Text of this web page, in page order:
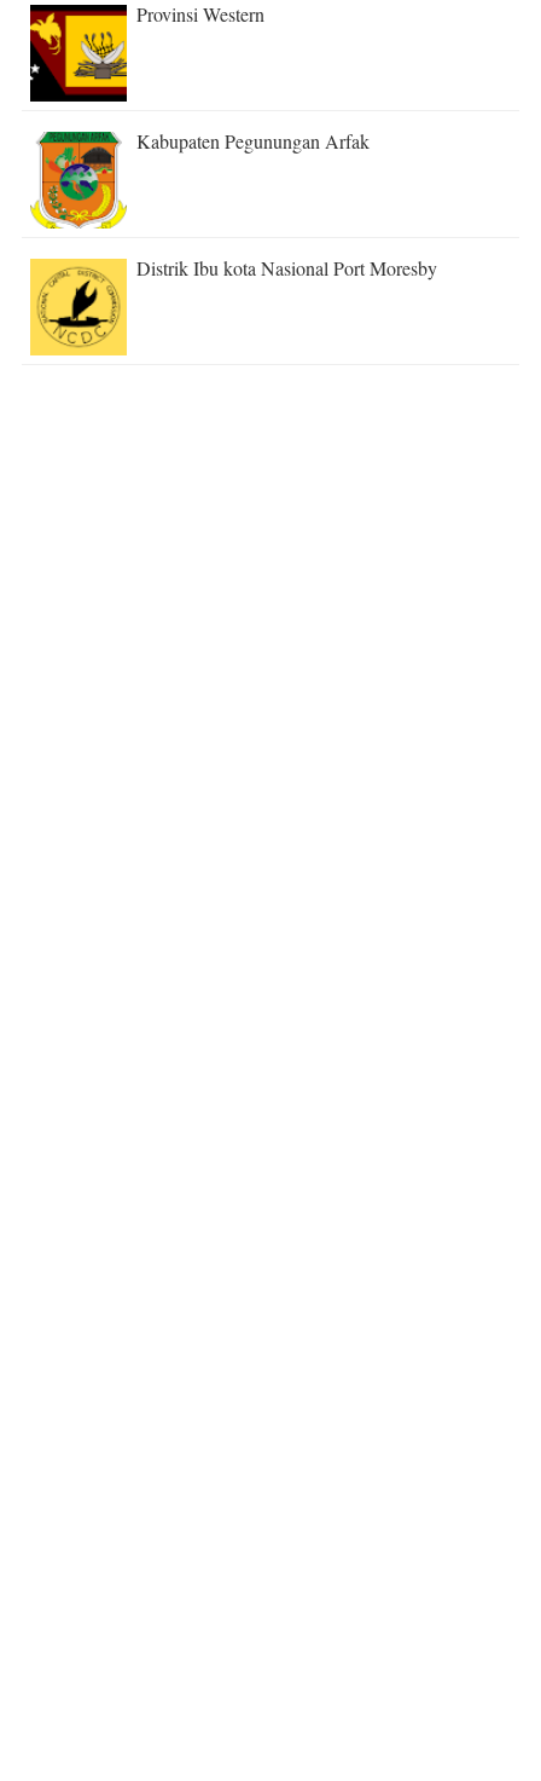
Provinsi Western
Kabupaten Pegunungan Arfak
Distrik Ibu kota Nasional Port Moresby